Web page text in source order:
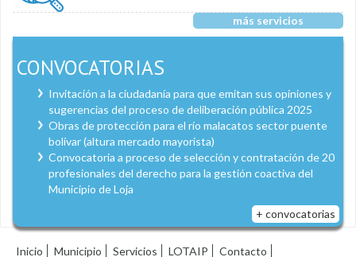
más servicios
CONVOCATORIAS
Invitación a la ciudadanía para que emitan sus opiniones y
sugerencias del proceso de deliberación pública 2025
Obras de protección para el río malacatos sector puente
bolívar (altura mercado mayorista)
Convocatoria a proceso de selección y contratación de 20
profesionales del derecho para la gestión coactiva del
Municipio de Loja
+ convocatorias
Inicio Municipio Servicios LOTAIP Contacto